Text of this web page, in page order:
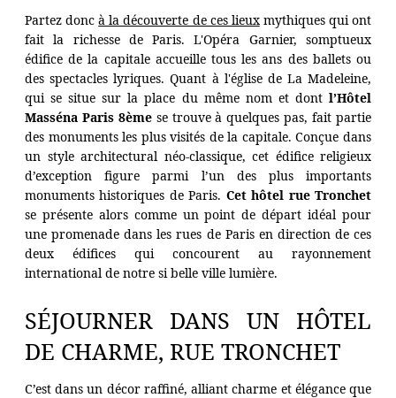
Partez doncà la découverte de ces lieuxmythiques qui ont
fait la richesse de Paris. L'Opéra Garnier, somptueux
édifice de la capitale accueille tous les ans des ballets ou
des spectacles lyriques. Quant à l'église de La Madeleine,
qui se situe sur la place du même nom et dont l’Hôtel
Masséna Paris 8èmese trouve à quelques pas, fait partie
des monuments les plus visités de la capitale. Conçue dans
un style architectural néo-classique, cet édifice religieux
d’exception figure parmi l’un des plus importants
monuments historiques de Paris. Cet hôtel rue Tronchet
se présente alors comme un point de départ idéal pour
une promenade dans les rues de Paris en direction de ces
deux édifices qui concourent au rayonnement
international de notre si belle ville lumière.
SÉJOURNER DANS UN HÔTEL
DE CHARME, RUE TRONCHET
C’est dans un décor raffiné, alliant charme et élégance que
HÔTEL
CHAMBRES
RESTAURANT
OFFRES